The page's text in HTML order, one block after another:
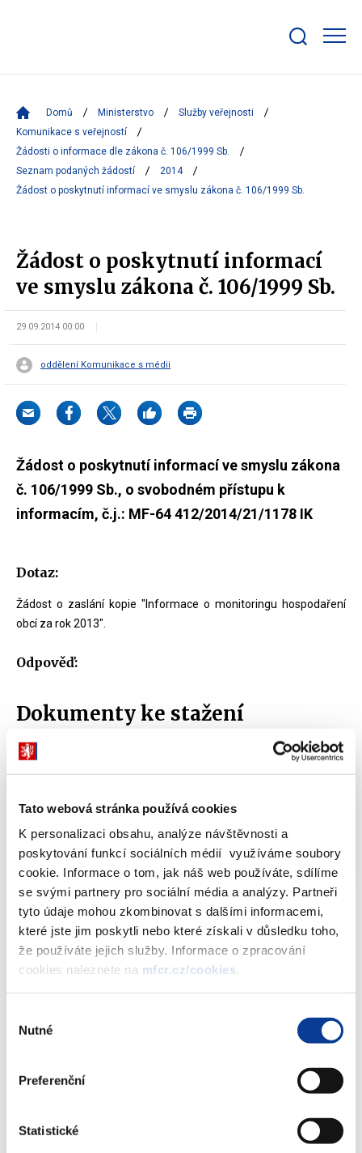
Tato webová stránka používá cookies
K personalizaci obsahu, analýze návštěvnosti a
poskytování funkcí sociálních médií využíváme soubory
cookie. Informace o tom, jak náš web používáte, sdílíme
se svými partnery pro sociální média a analýzy. Partneři
tyto údaje mohou zkombinovat s dalšími informacemi,
které jste jim poskytli nebo které získali v důsledku toho,
že používáte jejich služby. Informace o zpracování
cookies naleznete na mfcr.cz/cookies.
souhlasu
Nutné
Preferenční
Statistické
bar
Domů Ministerstvo
Služby veřejnosti
Komunikace s veřejností
Žádosti o informace dle zákona č. 106/1999 Sb.
Seznam podaných žádostí
2014
Žádost o poskytnutí informací ve smyslu zákona č. 106/1999 Sb.
Žádost o poskytnutí informací
ve smyslu zákona č. 106/1999 Sb.
29.09.2014 00:00
oddělení Komunikace s médii
Žádost o poskytnutí informací ve smyslu zákona
č. 106/1999 Sb., o svobodném přístupu k
informacím, č.j.: MF-64 412/2014/21/1178 IK
Dotaz:
Žádost o zaslání kopie "Informace o monitoringu hospodaření
obcí za rok 2013".
Odpověď:
Dokumenty ke stažení
(130kB)
Příloha č. 1 - Info-106-99-MF-64412-2014-21-
1178IK PDF (161kB)
Dokumenty ke stažení